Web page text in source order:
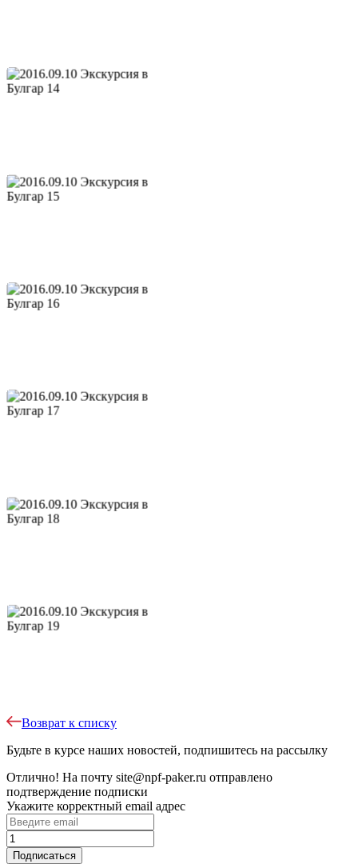
Возврат к списку
Будьте в курсе наших новостей, подпишитесь на рассылку
Отлично! На почту site@npf-paker.ru отправлено
подтверждение подписки
Укажите корректный email адрес